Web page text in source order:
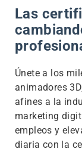
Las
Únete a los
animadores
afines a la
marketing
empleos y
diaria con la